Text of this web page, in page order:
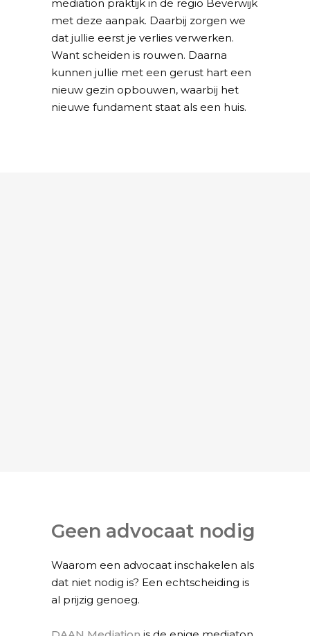
mediation praktijk in de regio Beverwijk
met deze aanpak. Daarbij zorgen we
dat jullie eerst je verlies verwerken.
Want scheiden is rouwen. Daarna
kunnen jullie met een gerust hart een
nieuw gezin opbouwen, waarbij het
nieuwe fundament staat als een huis.
Geen advocaat nodig
Waarom een advocaat inschakelen als
dat niet nodig is? Een echtscheiding is
al prijzig genoeg.